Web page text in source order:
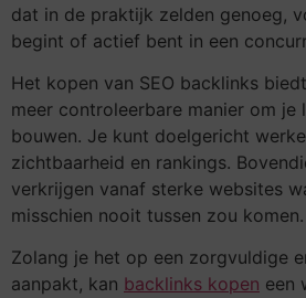
dat in de praktijk zelden genoeg,
begint of actief bent in een
Het kopen van SEO backlinks
meer controleerbare manier om
bouwen. Je kunt doelgericht
zichtbaarheid en rankings.
verkrijgen vanaf sterke websites
misschien nooit tussen zou komen.
Zolang je het op een zorgvuldige
aanpakt, kan backlinks kopen een